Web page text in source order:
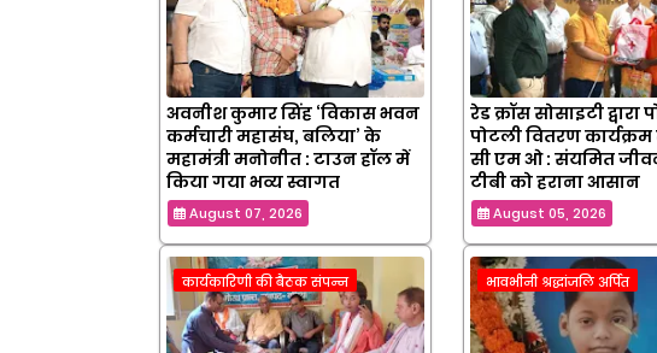
अवनीश कुमार सिंह ‘विकास भवन
कर्मचारी महासंघ, बलिया’ के
महामंत्री मनोनीत : टाउन हॉल में
किया गया भव्य स्वागत
August 07, 2026
रेड क्रॉस सोसाइटी द्वारा
पोटली वितरण
सी एम ओ : संयमित
टीबी को हराना आसान
August 05, 2026
कार्यकारिणी की बैठक संपन्न भावभीनी श्रद्धांजलि अर्पित